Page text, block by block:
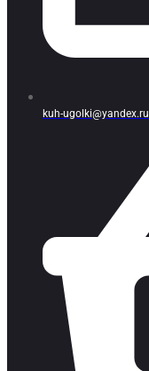
kuh-ugolki@yandex.ru